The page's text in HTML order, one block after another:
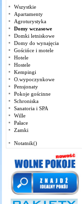
Wszystkie
Apartamenty
Agroturystyka
Domy wczasowe
Domki letniskowe
Domy do wynajęcia
Gościńce i motele
Hotele
Hostele
Kempingi
O.wypoczynkowe
Pensjonaty
Pokoje gościnne
Schroniska
Sanatoria i SPA
Wille
Pałace
Zamki
Notatnik()